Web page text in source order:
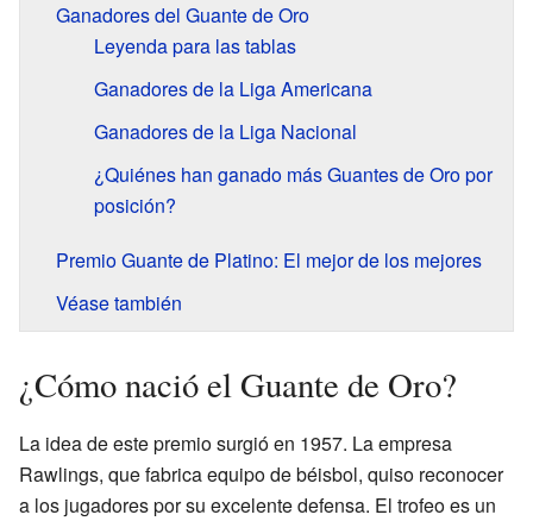
Ganadores del Guante de Oro
Leyenda para las tablas
Ganadores de la Liga Americana
Ganadores de la Liga Nacional
¿Quiénes han ganado más Guantes de Oro por
posición?
Premio Guante de Platino: El mejor de los mejores
Véase también
¿Cómo nació el Guante de Oro?
La idea de este premio surgió en 1957. La empresa
Rawlings, que fabrica equipo de béisbol, quiso reconocer
a los jugadores por su excelente defensa. El trofeo es un